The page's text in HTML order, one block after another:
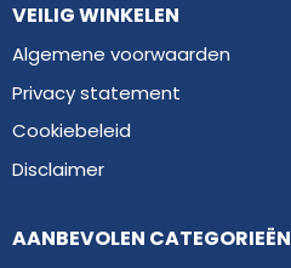
VEILIG WINKELEN
Algemene voorwaarden
Privacy statement
Cookiebeleid
Disclaimer
AANBEVOLEN CATEGORIEËN